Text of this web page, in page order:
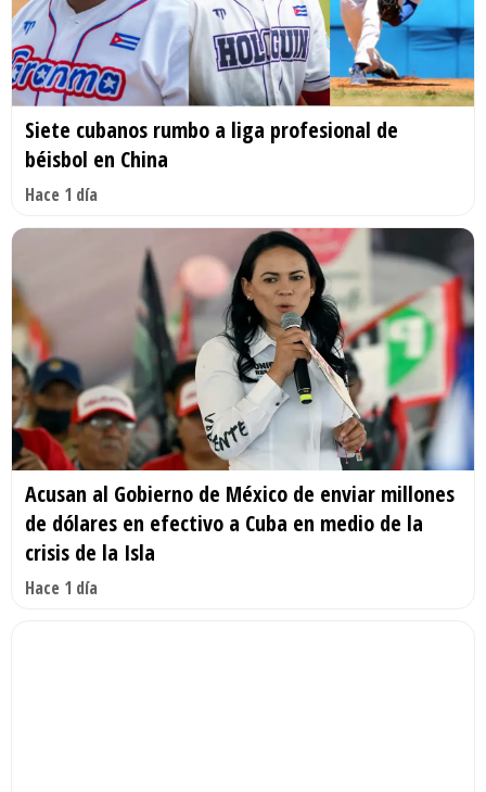
Siete cubanos rumbo a liga profesional de
béisbol en China
Hace 1 día
Acusan al Gobierno de México de enviar millones
de dólares en efectivo a Cuba en medio de la
crisis de la Isla
Hace 1 día